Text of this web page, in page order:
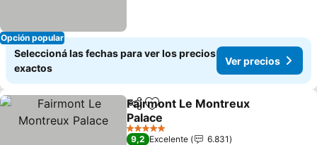
Opción popular
Seleccioná las fechas para ver los precios
exactos
Ver precios
CompartirAñadir a favoritos
Fairmont Le Montreux
Palace
5 Estrellas
9,2 Excelente
6.831